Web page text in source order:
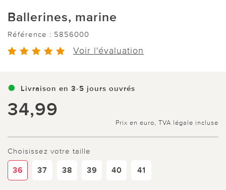
Ballerines, marine
Référence : 5856000
Voir l'évaluation
Livraison en 3-5 jours ouvrés
34,99
Prix en euro, TVA légale incluse
Choisissez votre taille
36 37 38 39 40 41